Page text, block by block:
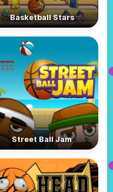
Basketball Stars
Street Ball Jam